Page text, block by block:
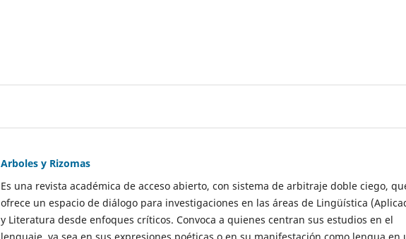
Arboles y Rizomas
Es una revista académica de acceso abierto, con sistema de arbitraje doble ciego,
ofrece un espacio de diálogo para investigaciones en las áreas de Lingüística
y Literatura desde enfoques críticos. Convoca a quienes centran sus estudios en el